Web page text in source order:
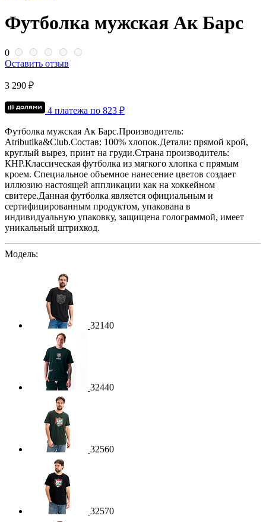
Футболка мужская Ак Барс
0
Оставить отзыв
3 290 ₽
4 платежа по 823 ₽
Футболка мужская Ак Барс.Производитель:
Atributika&Club.Состав: 100% хлопок.Детали: прямой крой,
круглый вырез, принт на груди.Страна производитель:
КНР.Классическая футболка из мягкого хлопка с прямым
кроем. Специальное объемное нанесение цветов создает
иллюзию настоящей аппликации как на хоккейном
свитере.Данная футболка является официальным и
сертифицированным продуктом, упакована в
индивидуальную упаковку, защищена голограммой, имеет
уникальный штрихкод.
Модель:
32140
32440
32560
32570